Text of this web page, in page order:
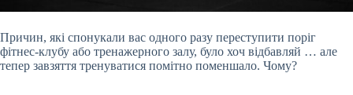
Причин, які спонукали вас одного разу переступити поріг
фітнес-клубу або тренажерного залу, було хоч відбавляй … але
тепер завзяття тренуватися помітно поменшало. Чому?